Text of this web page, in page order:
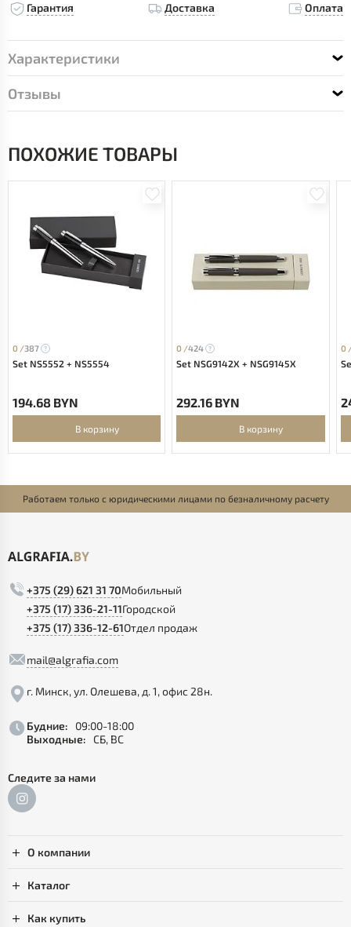
Гарантия Доставка Оплата
Характеристики
Отзывы
ПОХОЖИЕ ТОВАРЫ
0 /387
Set NS5552 + NS5554
194.68 BYN
В корзину
0 /424
Set NSG9142X + NSG9145X
292.16 BYN
В корзину
0
Работаем только с юридическими лицами по безналичному расчету
+375 (29) 621 31 70Мобильный
+375 (17) 336-21-11Городской
+375 (17) 336-12-61Отдел продаж
mail@algrafia.com
г. Минск, ул. Олешева, д. 1, офис 28н.
Будние:
09:00-18:00
Выходные: СБ, ВС
Следите за нами
О компании
Каталог
Как купить